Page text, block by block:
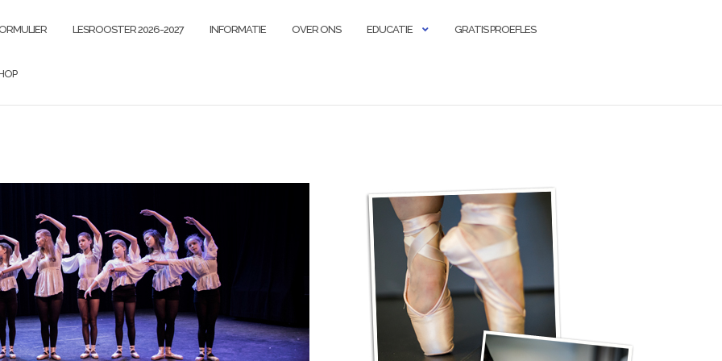
LESROOSTER 2026-2027 INFORMATIE OVER ONS EDUCATIE GRATIS PROEFLES